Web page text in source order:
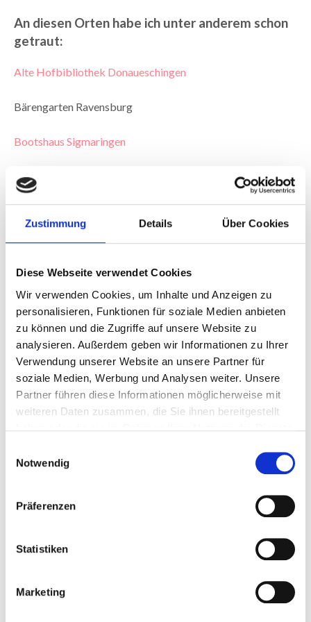
Zustimmung Details Über Cookies
Diese Webseite verwendet Cookies
Wir verwenden Cookies, um Inhalte und Anzeigen zu
personalisieren, Funktionen für soziale Medien anbieten
zu können und die Zugriffe auf unsere Website zu
analysieren. Außerdem geben wir Informationen zu Ihrer
Verwendung unserer Website an unsere Partner für
soziale Medien, Werbung und Analysen weiter. Unsere
Partner führen diese Informationen möglicherweise mit
weiteren Daten zusammen, die Sie ihnen bereitgestellt
Notwendig
Präferenzen
Statistiken
Marketing
An diesen Orten habe ich unter anderem schon
getraut:
Alte Hofbibliothek Donaueschingen
Bärengarten Ravensburg
Bootshaus Sigmaringen
Eventkeller Donaueschingen
Friedinger Schössle
G2 events Gottmadingen
Hagnauer Hof Waldshut-Tiengen
Hegauhaus Singen
Henslerhof im Schwarzwald
Hof Höfen Allensbach
Johanniterstube Rottweil
Lochmühle Eigeltingen